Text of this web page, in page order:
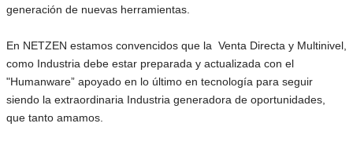
generación de nuevas herramientas.
En NETZEN estamos convencidos que la Venta Directa y Multinivel,
como Industria debe estar preparada y actualizada con el
"Humanware” apoyado en lo último en tecnología para seguir
siendo la extraordinaria Industria generadora de oportunidades,
que tanto amamos.